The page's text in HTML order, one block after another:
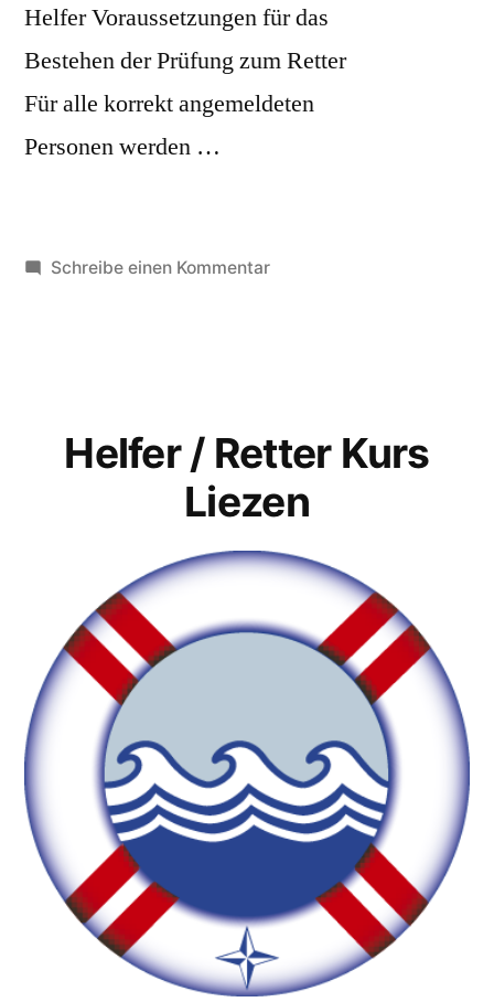
Helfer Voraussetzungen für das
Bestehen der Prüfung zum Retter
Für alle korrekt angemeldeten
Personen werden …
Schreibe einen Kommentarzu
Helfer / Retter Kurs
Liezen